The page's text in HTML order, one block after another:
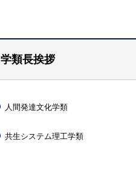
学類長挨拶
人間発達文化学類
共生システム理工学類